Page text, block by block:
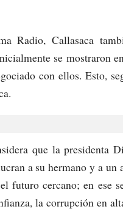
Radio, Callasaca
se mostraron
con ellos. Esto,
que la presidenta
a su hermano y a un
futuro cercano; en ese
la corrupción en